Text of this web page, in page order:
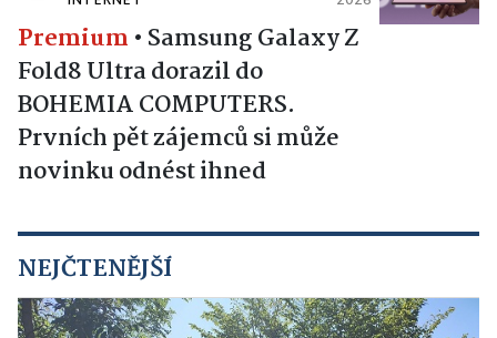
Premium • Samsung Galaxy Z
Fold8 Ultra dorazil do
BOHEMIA COMPUTERS.
Prvních pět zájemců si může
novinku odnést ihned
NEJČTENĚJŠÍ